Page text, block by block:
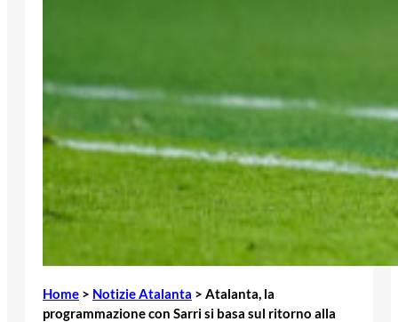
Home > Notizie Atalanta > Atalanta, la
programmazione con Sarri si basa sul ritorno alla